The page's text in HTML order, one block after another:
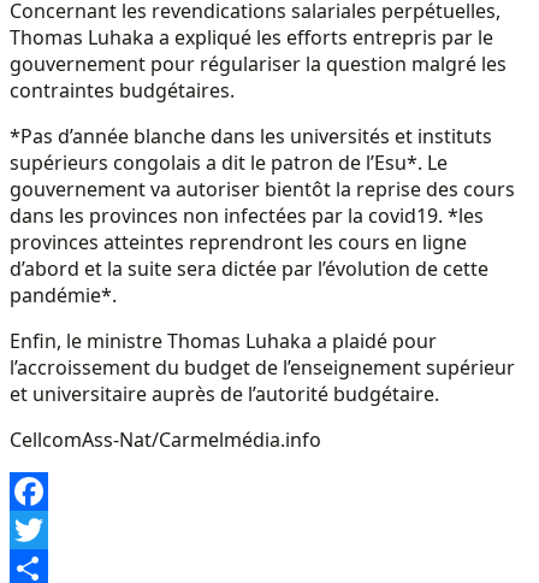
Concernant les revendications salariales perpétuelles,
Thomas Luhaka a expliqué les efforts entrepris par le
gouvernement pour régulariser la question malgré les
contraintes budgétaires.
*Pas d’année blanche dans les universités et instituts
supérieurs congolais a dit le patron de l’Esu*. Le
gouvernement va autoriser bientôt la reprise des cours
dans les provinces non infectées par la covid19. *les
provinces atteintes reprendront les cours en ligne
d’abord et la suite sera dictée par l’évolution de cette
pandémie*.
Enfin, le ministre Thomas Luhaka a plaidé pour
l’accroissement du budget de l’enseignement supérieur
et universitaire auprès de l’autorité budgétaire.
CellcomAss-Nat/Carmelmédia.info
Facebook
Twitter